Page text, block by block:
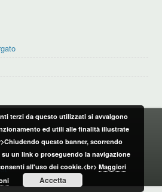
terzi da questo utilizzati si avvalgono
ed utili alle finalità illustrate
questo banner, scorrendo
un link o proseguendo la navigazione
all'uso dei cookie.<br> Maggiori
Accetta